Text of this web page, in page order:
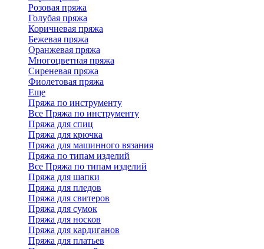
Розовая пряжа
Голубая пряжа
Коричневая пряжа
Бежевая пряжа
Оранжевая пряжа
Многоцветная пряжа
Сиреневая пряжа
Фиолетовая пряжа
Еще
Пряжа по инструменту
Все Пряжа по инструменту
Пряжа для спиц
Пряжа для крючка
Пряжа для машинного вязания
Пряжа по типам изделий
Все Пряжа по типам изделий
Пряжа для шапки
Пряжа для пледов
Пряжа для свитеров
Пряжа для сумок
Пряжа для носков
Пряжа для кардиганов
Пряжа для платьев